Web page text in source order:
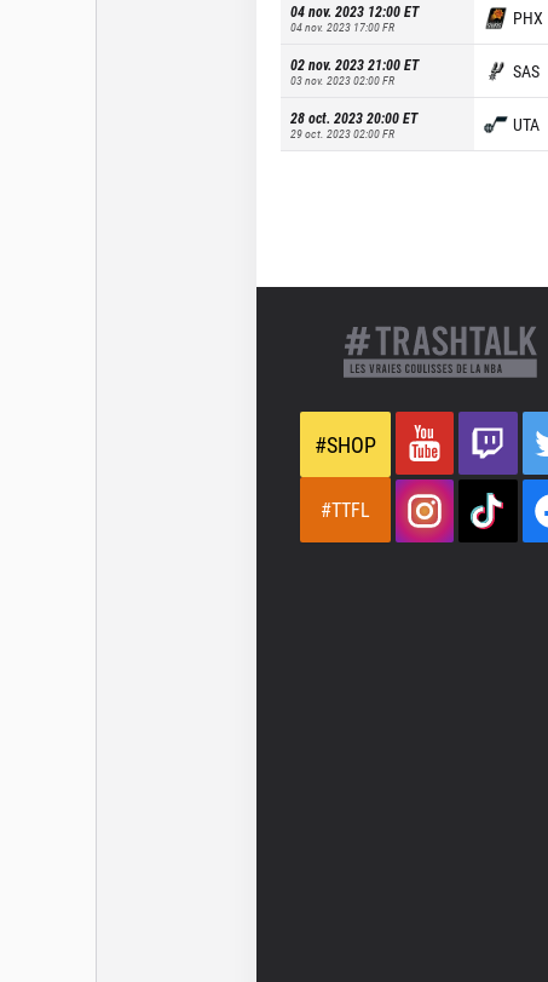
04 nov. 2023 12:00ET
04 nov. 2023 17:00FR PHX
02 nov. 2023 21:00ET
03 nov. 2023 02:00FR SAS
28 oct. 2023 20:00ET
29 oct. 2023 02:00FR UTA
#SHOP
#TTFL